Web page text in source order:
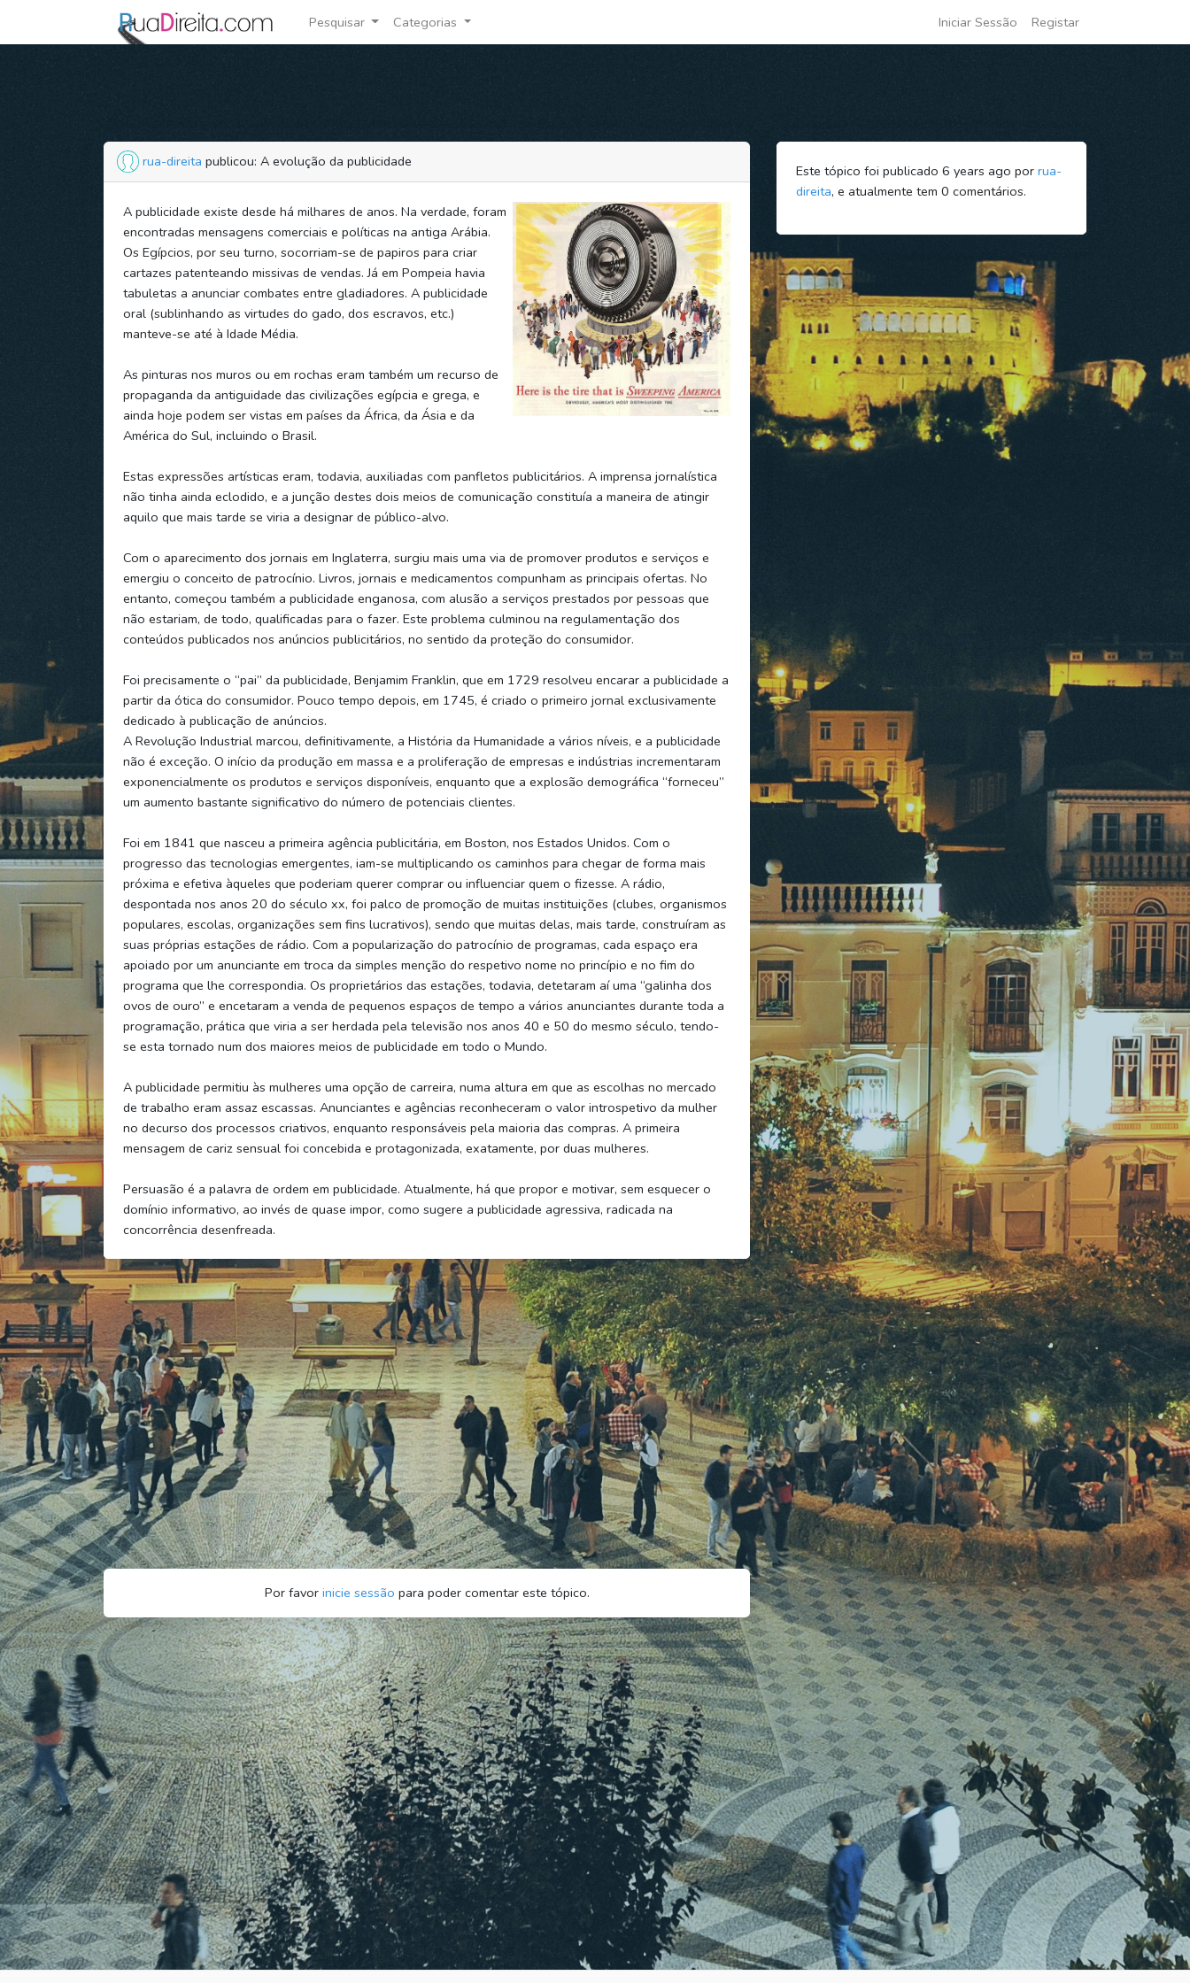
Pesquisar Categorias Iniciar Sessão Registar
rua-direita publicou: A evolução da publicidade
A publicidade existe desde há milhares de anos. Na verdade, foram
encontradas mensagens comerciais e políticas na antiga Arábia.
Os Egípcios, por seu turno, socorriam-se de papiros para criar
cartazes patenteando missivas de vendas. Já em Pompeia havia
tabuletas a anunciar combates entre gladiadores. A publicidade
oral (sublinhando as virtudes do gado, dos escravos, etc.)
manteve-se até à Idade Média.
As pinturas nos muros ou em rochas eram também um recurso de
propaganda da antiguidade das civilizações egípcia e grega, e
ainda hoje podem ser vistas em países da África, da Ásia e da
América do Sul, incluindo o Brasil.
Estas expressões artísticas eram, todavia, auxiliadas com panfletos publicitários. A imprensa jornalística
não tinha ainda eclodido, e a junção destes dois meios de comunicação constituía a maneira de atingir
aquilo que mais tarde se viria a designar de público-alvo.
Com o aparecimento dos jornais em Inglaterra, surgiu mais uma via de promover produtos e serviços e
emergiu o conceito de patrocínio. Livros, jornais e medicamentos compunham as principais ofertas. No
entanto, começou também a publicidade enganosa, com alusão a serviços prestados por pessoas que
não estariam, de todo, qualificadas para o fazer. Este problema culminou na regulamentação dos
conteúdos publicados nos anúncios publicitários, no sentido da proteção do consumidor.
Foi precisamente o “pai” da publicidade, Benjamim Franklin, que em 1729 resolveu encarar a publicidade a
partir da ótica do consumidor. Pouco tempo depois, em 1745, é criado o primeiro jornal exclusivamente
dedicado à publicação de anúncios.
A Revolução Industrial marcou, definitivamente, a História da Humanidade a vários níveis, e a publicidade
não é exceção. O início da produção em massa e a proliferação de empresas e indústrias incrementaram
exponencialmente os produtos e serviços disponíveis, enquanto que a explosão demográfica “forneceu”
um aumento bastante significativo do número de potenciais clientes.
Foi em 1841 que nasceu a primeira agência publicitária, em Boston, nos Estados Unidos. Com o
progresso das tecnologias emergentes, iam-se multiplicando os caminhos para chegar de forma mais
próxima e efetiva àqueles que poderiam querer comprar ou influenciar quem o fizesse. A rádio,
despontada nos anos 20 do século xx, foi palco de promoção de muitas instituições (clubes, organismos
populares, escolas, organizações sem fins lucrativos), sendo que muitas delas, mais tarde, construíram as
suas próprias estações de rádio. Com a popularização do patrocínio de programas, cada espaço era
apoiado por um anunciante em troca da simples menção do respetivo nome no princípio e no fim do
programa que lhe correspondia. Os proprietários das estações, todavia, detetaram aí uma “galinha dos
ovos de ouro” e encetaram a venda de pequenos espaços de tempo a vários anunciantes durante toda a
programação, prática que viria a ser herdada pela televisão nos anos 40 e 50 do mesmo século, tendo-
se esta tornado num dos maiores meios de publicidade em todo o Mundo.
A publicidade permitiu às mulheres uma opção de carreira, numa altura em que as escolhas no mercado
de trabalho eram assaz escassas. Anunciantes e agências reconheceram o valor introspetivo da mulher
no decurso dos processos criativos, enquanto responsáveis pela maioria das compras. A primeira
mensagem de cariz sensual foi concebida e protagonizada, exatamente, por duas mulheres.
Persuasão é a palavra de ordem em publicidade. Atualmente, há que propor e motivar, sem esquecer o
domínio informativo, ao invés de quase impor, como sugere a publicidade agressiva, radicada na
concorrência desenfreada.
Por favor inicie sessão para poder comentar este tópico.
Este tópico foi publicado 6 years ago por rua-
direita, e atualmente tem 0 comentários.